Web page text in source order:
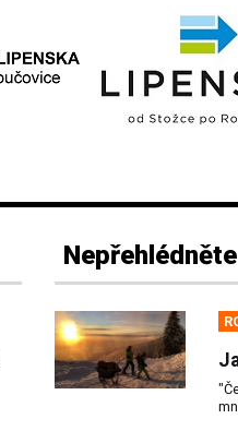
Nepřehlédněte